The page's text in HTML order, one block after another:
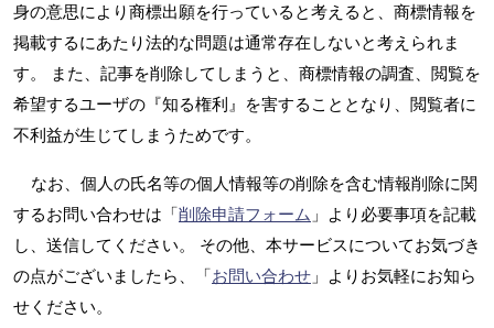
身の意思により商標出願を行っていると考えると、商標情報を
掲載するにあたり法的な問題は通常存在しないと考えられま
す。 また、記事を削除してしまうと、商標情報の調査、閲覧を
希望するユーザの『知る権利』を害することとなり、閲覧者に
不利益が生じてしまうためです。
なお、個人の氏名等の個人情報等の削除を含む情報削除に関
するお問い合わせは「削除申請フォーム 」より必要事項を記載
し、送信してください。 その他、本サービスについてお気づき
の点がございましたら、「お問い合わせ 」よりお気軽にお知ら
せください。